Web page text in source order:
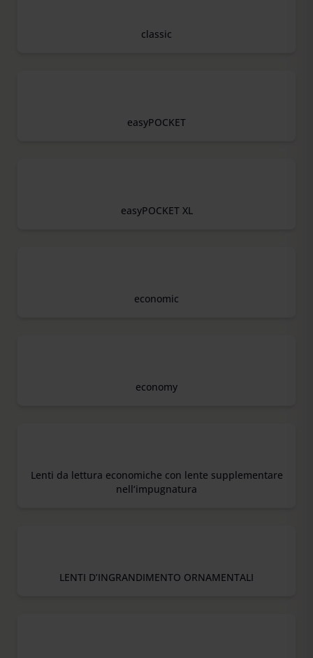
classic
easyPOCKET
easyPOCKET XL
economic
economy
Lenti da lettura economiche con lente supplementare
nell‘impugnatura
LENTI D’INGRANDIMENTO ORNAMENTALI